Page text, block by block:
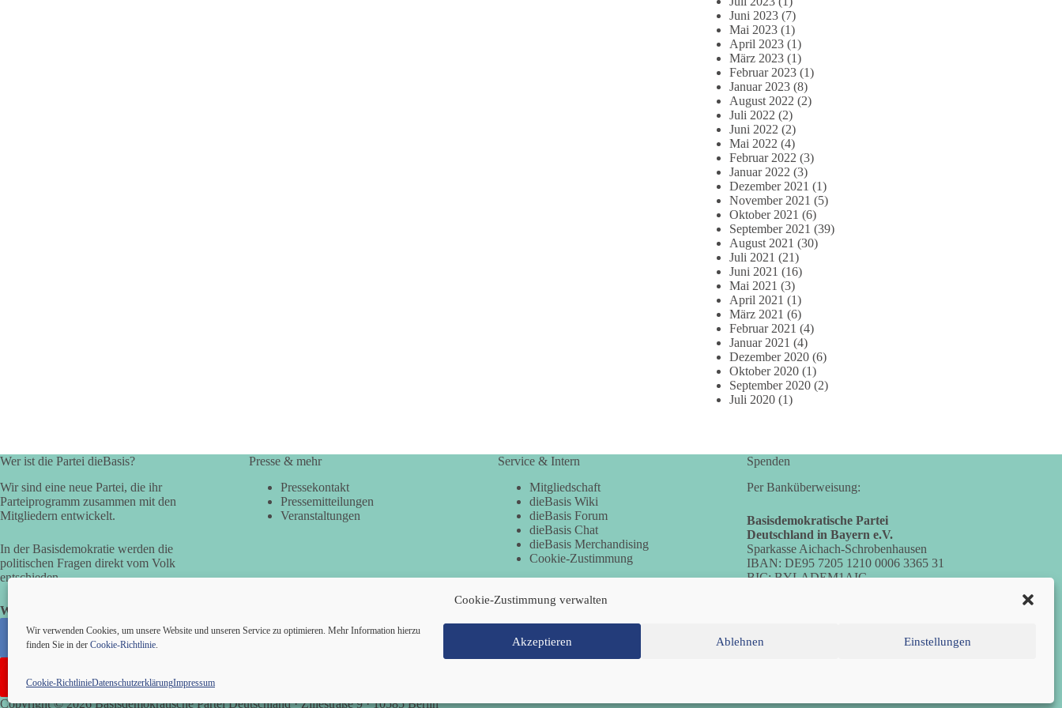
Cookie-Zustimmung verwalten
Wir verwenden Cookies, um unsere Website und unseren Service zu optimieren. Mehr Information hierzu
finden Sie in der Cookie-Richtlinie. Akzeptieren Ablehnen Einstellungen
Cookie-RichtlinieDatenschutzerklärungImpressum
Juni 2023 (7)
Mai 2023 (1)
April 2023 (1)
März 2023 (1)
Februar 2023 (1)
Januar 2023 (8)
August 2022 (2)
Juli 2022 (2)
Juni 2022 (2)
Mai 2022 (4)
Februar 2022 (3)
Januar 2022 (3)
Dezember 2021 (1)
November 2021 (5)
Oktober 2021 (6)
September 2021 (39)
August 2021 (30)
Juli 2021 (21)
Juni 2021 (16)
Mai 2021 (3)
April 2021 (1)
März 2021 (6)
Februar 2021 (4)
Januar 2021 (4)
Dezember 2020 (6)
Oktober 2020 (1)
September 2020 (2)
Juli 2020 (1)
Wer ist die Partei dieBasis?
Wir sind eine neue Partei, die ihr
Parteiprogramm zusammen mit den
Mitgliedern entwickelt.
In der Basisdemokratie werden die
politischen Fragen direkt vom Volk
entschieden.
Wir alle sind die Basis!
Presse & mehr
Pressekontakt
Pressemitteilungen
Veranstaltungen
Service & Intern
Mitgliedschaft
dieBasis Wiki
dieBasis Forum
dieBasis Chat
dieBasis Merchandising
Cookie-Zustimmung
Spenden
Per Banküberweisung:
Basisdemokratische Partei
Deutschland in Bayern e.V.
Sparkasse Aichach-Schrobenhausen
IBAN: DE95 7205 1210 0006 3365 31
BIC: BYLADEM1AIC
Mitglied werden Kontakt Cookie-Richtlinie (EU)
Copyright © 2026 Basisdemokratische Partei Deutschland · Zillestraße 9 · 10585 Berlin